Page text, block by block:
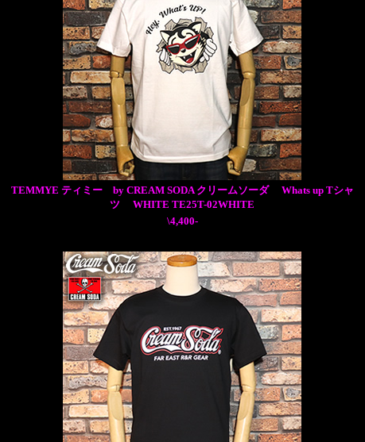
TEMMYE ティミー by CREAM SODA クリームソーダ Whats up Tシャ
ツ WHITE TE25T-02WHITE
\4,400-